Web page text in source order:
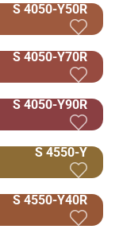
S 4050-Y50R
S 4050-Y70R
S 4050-Y90R
S 4550-Y
S 4550-Y40R